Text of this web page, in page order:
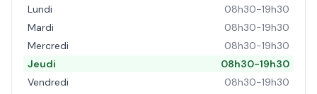
Lundi
08h30-19h30
Mardi
08h30-19h30
Mercredi
08h30-19h30
Jeudi
08h30-19h30
Vendredi
08h30-19h30